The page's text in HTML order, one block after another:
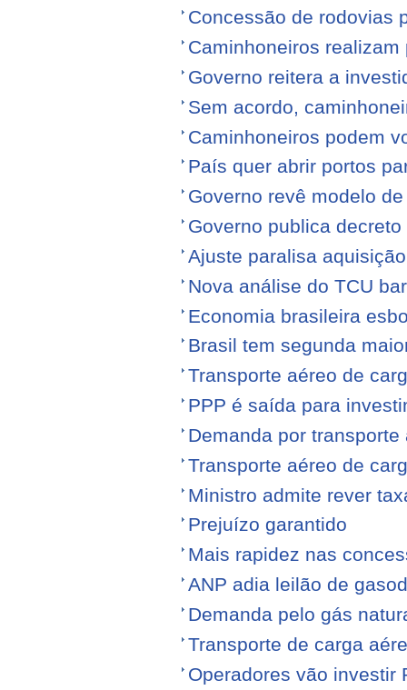
Concessão de rodovias
Caminhoneiros
Governo reitera a
Sem acordo,
Caminhoneiros podem
País quer abrir portos
Governo revê modelo
Governo publica
Ajuste paralisa
Nova análise do TCU
Economia brasileira
Brasil tem segunda
Transporte aéreo de
PPP é saída para
Demanda por
Transporte aéreo de
Ministro admite rever
Prejuízo garantido
Mais rapidez nas
ANP adia leilão de
Demanda pelo gás
Transporte de carga
Operadores vão investir